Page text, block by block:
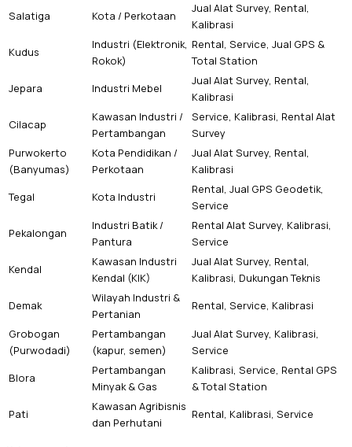
Salatiga
Kota / Perkotaan
Jual Alat Survey, Rental,
Kalibrasi
Kudus
Industri (Elektronik,
Rokok)
Rental, Service, Jual GPS &
Total Station
Jepara
Industri Mebel
Jual Alat Survey, Rental,
Kalibrasi
Cilacap
Kawasan Industri /
Pertambangan
Service, Kalibrasi, Rental Alat
Survey
Purwokerto
(Banyumas)
Kota Pendidikan /
Perkotaan
Jual Alat Survey, Rental,
Kalibrasi
Tegal
Kota Industri
Rental, Jual GPS Geodetik,
Service
Pekalongan
Industri Batik /
Pantura
Rental Alat Survey, Kalibrasi,
Service
Kendal
Kawasan Industri
Kendal (KIK)
Jual Alat Survey, Rental,
Kalibrasi, Dukungan Teknis
Demak
Wilayah Industri &
Pertanian
Rental, Service, Kalibrasi
Grobogan
(Purwodadi)
Pertambangan
(kapur, semen)
Jual Alat Survey, Kalibrasi,
Service
Blora
Pertambangan
Minyak & Gas
Kalibrasi, Service, Rental GPS
& Total Station
Pati
Kawasan Agribisnis
dan Perhutani
Rental, Kalibrasi, Service